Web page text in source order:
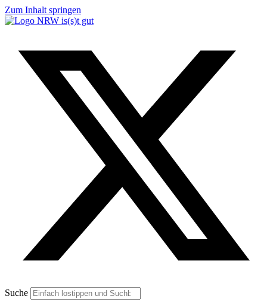
Zum Inhalt springen
Suche